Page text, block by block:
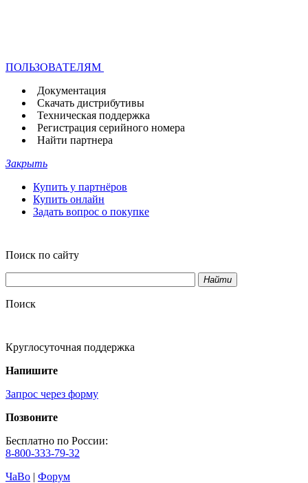
ПОЛЬЗОВАТЕЛЯМ
Документация
Скачать дистрибутивы
Техническая поддержка
Регистрация серийного номера
Найти партнера
Закрыть
Купить у партнёров
Купить онлайн
Задать вопрос о покупке
Поиск по сайту
Найти
Поиск
Круглосуточная поддержка
Напишите
Запрос через форму
Позвоните
Бесплатно по России:
8-800-333-79-32
ЧаВо | Форум